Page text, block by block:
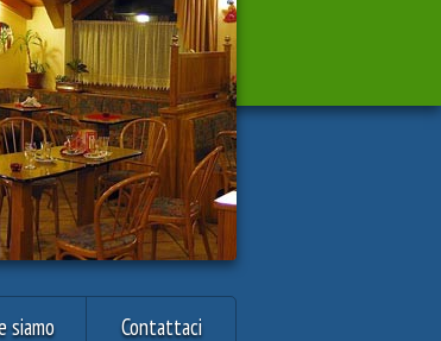
siamo Contattaci